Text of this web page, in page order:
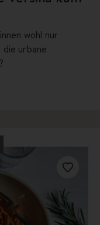
wohl nur
urbane